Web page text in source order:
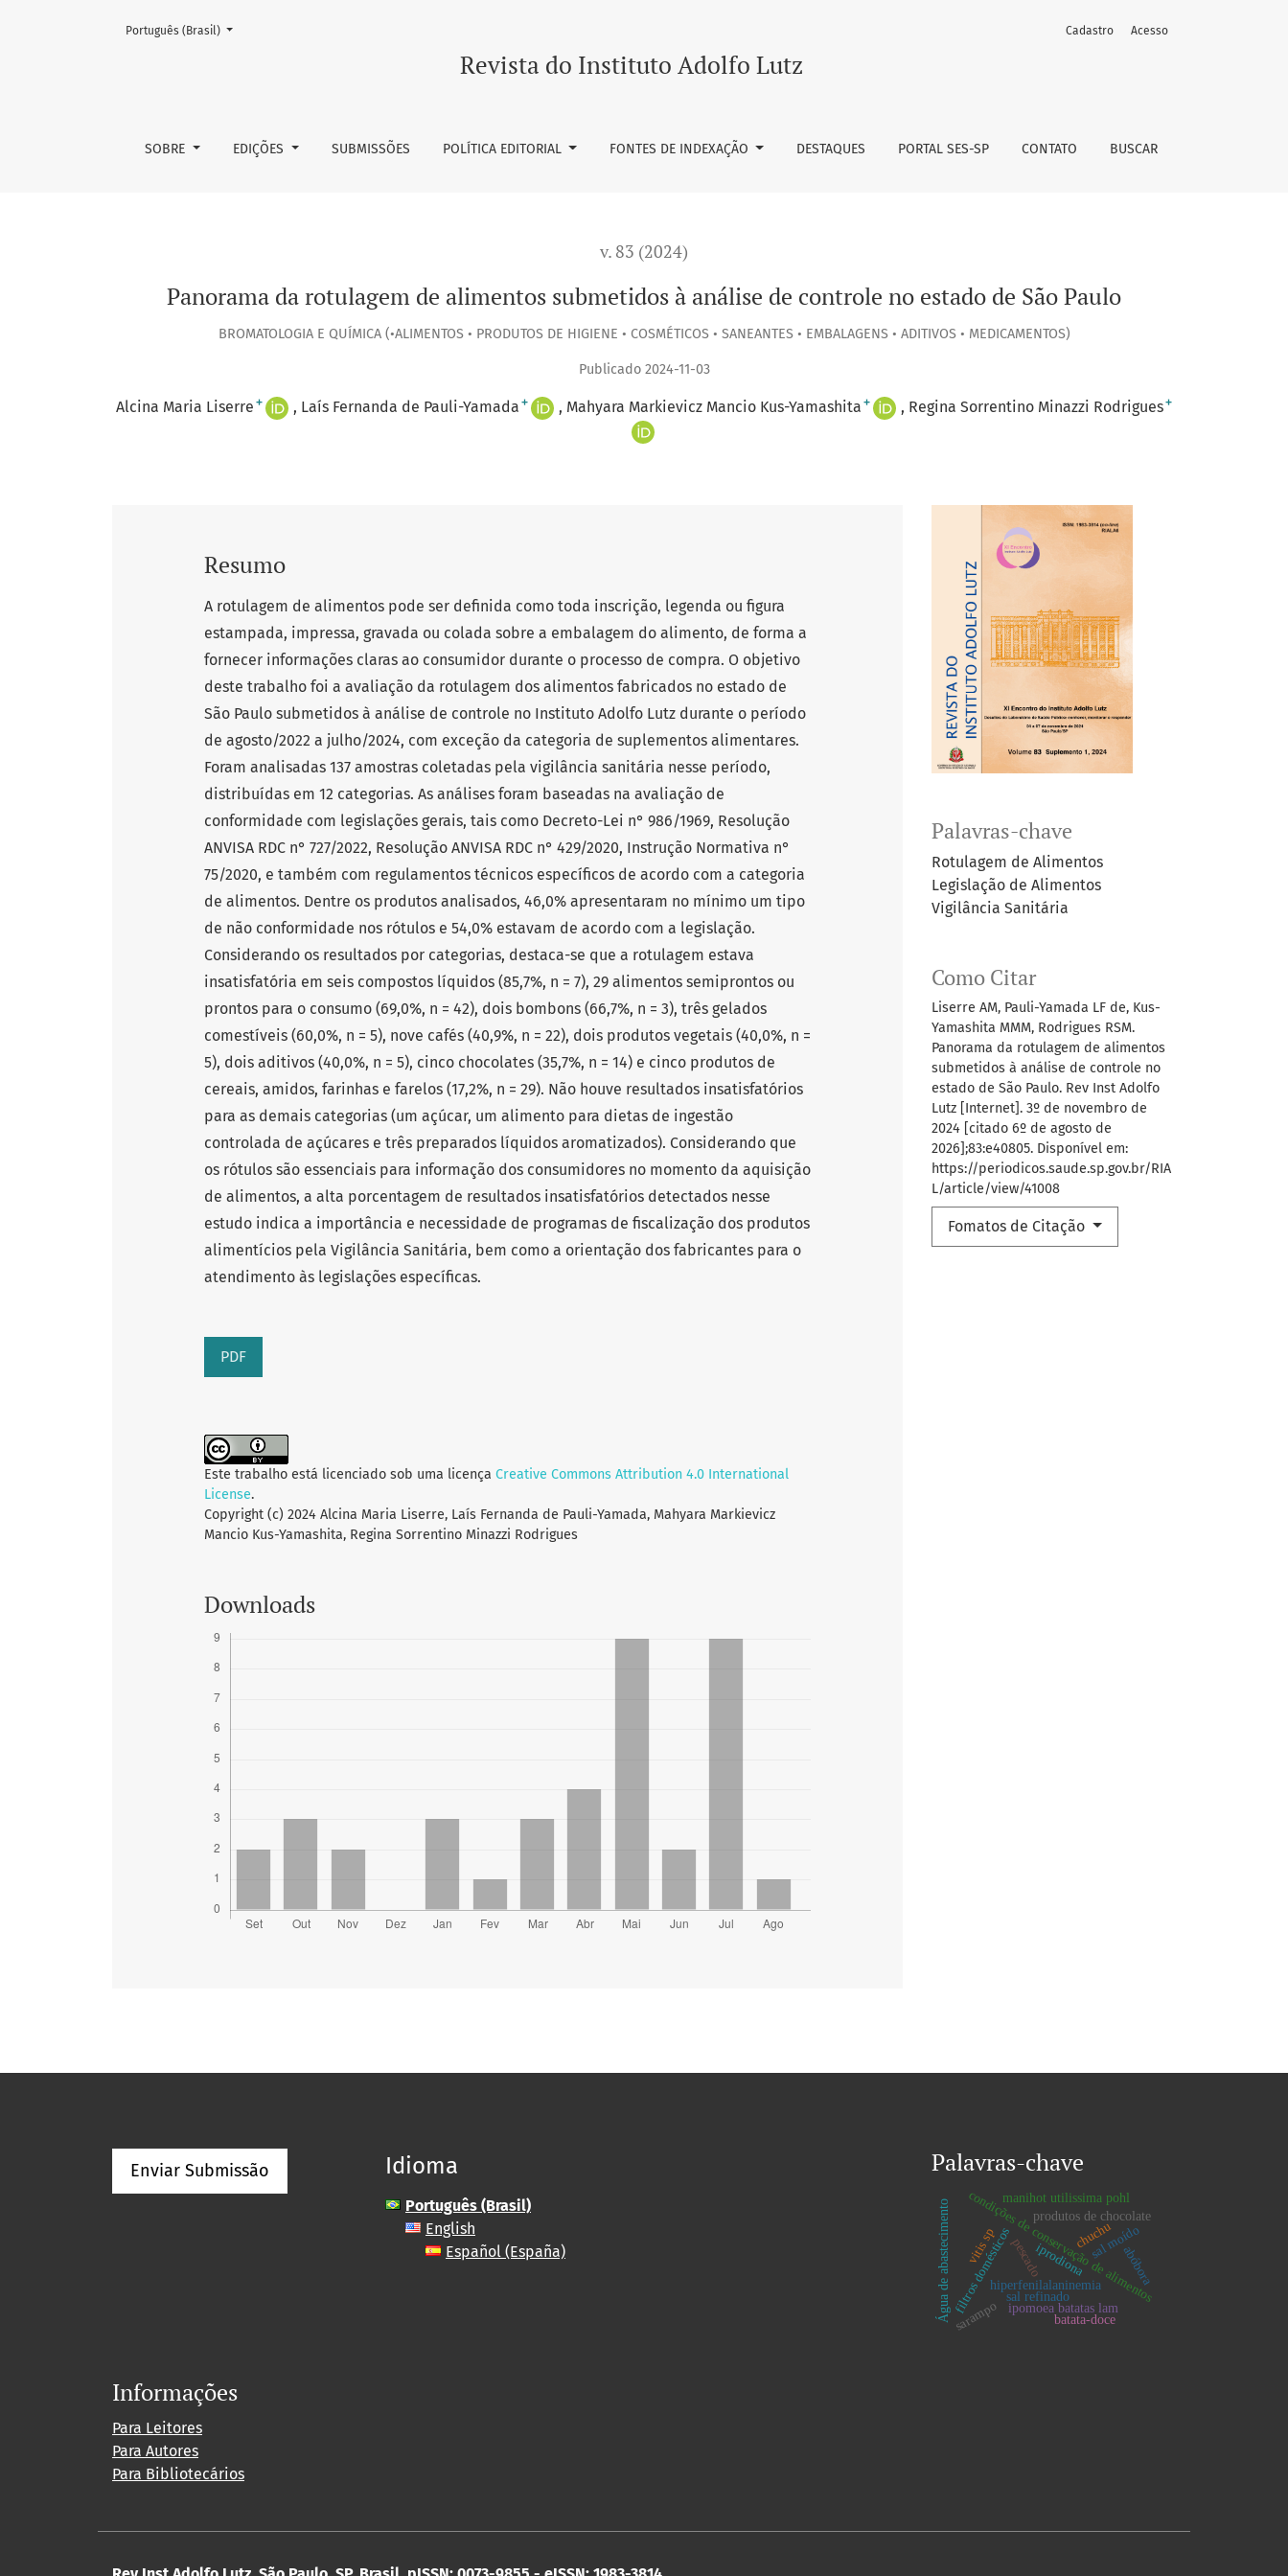
Panorama da rotulagem de alimentos submetidos à análise de controle no estado de São Paulo
Revista do Instituto Adolfo Lutz
SOBRE EDIÇÕES SUBMISSÕES POLÍTICA EDITORIAL FONTES DE INDEXAÇÃO DESTAQUES PORTAL SES-SP CONTATO BUSCAR
Cadastro Acesso
Mudar o idioma. O atual é:
Português (Brasil)
v. 83 (2024)
Panorama da rotulagem de alimentos submetidos à análise de controle no estado de São Paulo
BROMATOLOGIA E QUÍMICA (•ALIMENTOS • PRODUTOS DE HIGIENE • COSMÉTICOS • SANEANTES • EMBALAGENS • ADITIVOS • MEDICAMENTOS)
Publicado 2024-11-03
Alcina Maria Liserre + Laís Fernanda de Pauli-Yamada + Mahyara Markievicz Mancio Kus-Yamashita + Regina Sorrentino Minazzi Rodrigues+
Palavras-chave
Rotulagem de Alimentos
Legislação de Alimentos
Vigilância Sanitária
Como Citar
Liserre AM, Pauli-Yamada LF de, Kus-
Yamashita MMM, Rodrigues RSM.
Panorama da rotulagem de alimentos
submetidos à análise de controle no
estado de São Paulo. Rev Inst Adolfo
Lutz [Internet]. 3º de novembro de
2024 [citado 6º de agosto de
2026];83:e40805. Disponível em:
https://periodicos.saude.sp.gov.br/RIA
L/article/view/41008
Fomatos de Citação
Resumo
A rotulagem de alimentos pode ser definida como toda inscrição, legenda ou figura
estampada, impressa, gravada ou colada sobre a embalagem do alimento, de forma a
fornecer informações claras ao consumidor durante o processo de compra. O objetivo
deste trabalho foi a avaliação da rotulagem dos alimentos fabricados no estado de
São Paulo submetidos à análise de controle no Instituto Adolfo Lutz durante o período
de agosto/2022 a julho/2024, com exceção da categoria de suplementos alimentares.
Foram analisadas 137 amostras coletadas pela vigilância sanitária nesse período,
distribuídas em 12 categorias. As análises foram baseadas na avaliação de
conformidade com legislações gerais, tais como Decreto-Lei n° 986/1969, Resolução
ANVISA RDC n° 727/2022, Resolução ANVISA RDC n° 429/2020, Instrução Normativa n°
75/2020, e também com regulamentos técnicos específicos de acordo com a categoria
de alimentos. Dentre os produtos analisados, 46,0% apresentaram no mínimo um tipo
de não conformidade nos rótulos e 54,0% estavam de acordo com a legislação.
Considerando os resultados por categorias, destaca-se que a rotulagem estava
insatisfatória em seis compostos líquidos (85,7%, n = 7), 29 alimentos semiprontos ou
prontos para o consumo (69,0%, n = 42), dois bombons (66,7%, n = 3), três gelados
comestíveis (60,0%, n = 5), nove cafés (40,9%, n = 22), dois produtos vegetais (40,0%, n =
5), dois aditivos (40,0%, n = 5), cinco chocolates (35,7%, n = 14) e cinco produtos de
cereais, amidos, farinhas e farelos (17,2%, n = 29). Não houve resultados insatisfatórios
para as demais categorias (um açúcar, um alimento para dietas de ingestão
controlada de açúcares e três preparados líquidos aromatizados). Considerando que
os rótulos são essenciais para informação dos consumidores no momento da aquisição
de alimentos, a alta porcentagem de resultados insatisfatórios detectados nesse
estudo indica a importância e necessidade de programas de fiscalização dos produtos
alimentícios pela Vigilância Sanitária, bem como a orientação dos fabricantes para o
atendimento às legislações específicas.
PDF
Este trabalho está licenciado sob uma licença Creative Commons Attribution 4.0 International
License.
Copyright (c) 2024 Alcina Maria Liserre, Laís Fernanda de Pauli-Yamada, Mahyara Markievicz
Mancio Kus-Yamashita, Regina Sorrentino Minazzi Rodrigues
Downloads
Enviar Submissão Idioma
Português (Brasil)
English
Español (España)
Palavras-chave
pescado
condições de conservação de alimentos
hiperfenilalaninemia
filtros domésticos
Água de abastecimento produtos de chocolate
sal refinado
sal moído
manihot utilissima pohl
abóbora
chuchu
ipomoea batatas lam
batata-doce
vitis sp iprodiona
sarampo
Informações
Para Leitores
Para Autores
Para Bibliotecários